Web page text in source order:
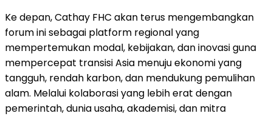
Ke depan, Cathay FHC akan terus mengembangkan
forum ini sebagai platform regional yang
mempertemukan modal, kebijakan, dan inovasi guna
mempercepat transisi Asia menuju ekonomi yang
tangguh, rendah karbon, dan mendukung pemulihan
alam. Melalui kolaborasi yang lebih erat dengan
pemerintah, dunia usaha, akademisi, dan mitra